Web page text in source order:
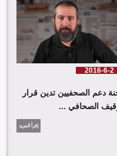
حسن عليق
2016-6-2
دعم الصحفيين تدين قرار
الصحافي ...
إقرأ المزيد